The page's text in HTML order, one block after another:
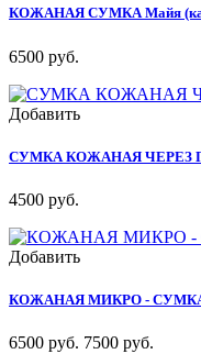
КОЖАНАЯ СУМКА Майя
6500 руб.
Добавить
СУМКА КОЖАНАЯ ЧЕРЕЗ
4500 руб.
Добавить
КОЖАНАЯ МИКРО - СУМКА
6500 руб. 7500 руб.